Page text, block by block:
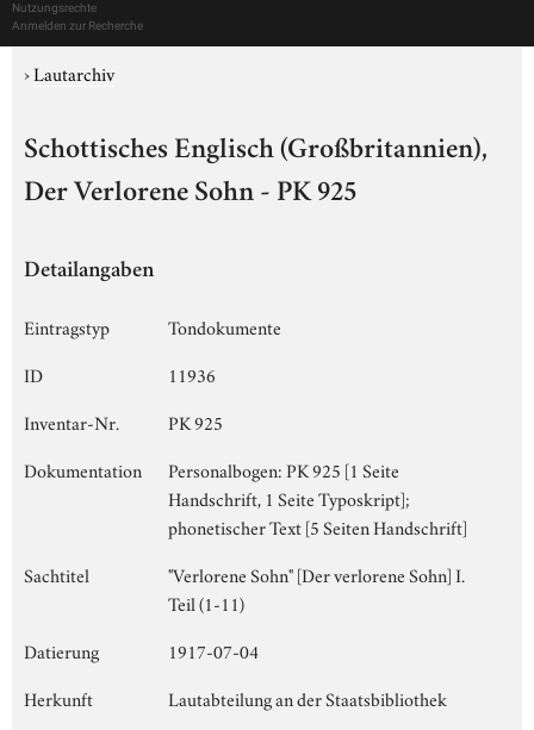
Nutzungsrechte
Anmelden zur Recherche
›Lautarchiv
Schottisches Englisch (Großbritannien),
Der Verlorene Sohn - PK 925
Detailangaben
Eintragstyp
Tondokumente
ID
11936
Inventar-Nr.
PK 925
Dokumentation
Personalbogen: PK 925 [1 Seite
Handschrift, 1 Seite Typoskript];
phonetischer Text [5 Seiten Handschrift]
Sachtitel
"Verlorene Sohn" [Der verlorene Sohn] I.
Teil (1-11)
Datierung
1917-07-04
Herkunft
Lautabteilung an der Staatsbibliothek